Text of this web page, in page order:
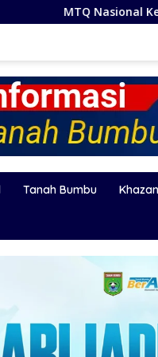
23 Kecamatan Simpang
Tanah Bumbu